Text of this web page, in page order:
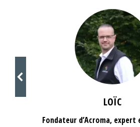
LOÏC
Fondateur d’Acroma,